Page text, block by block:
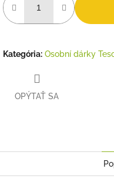
Kategória: Osobní dárky
OPÝTAŤ SA